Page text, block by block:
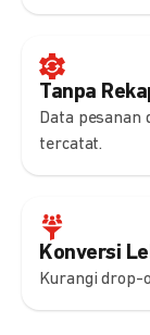
Tanpa
Data pesanan
tercatat.
Konversi
Kurangi drop-